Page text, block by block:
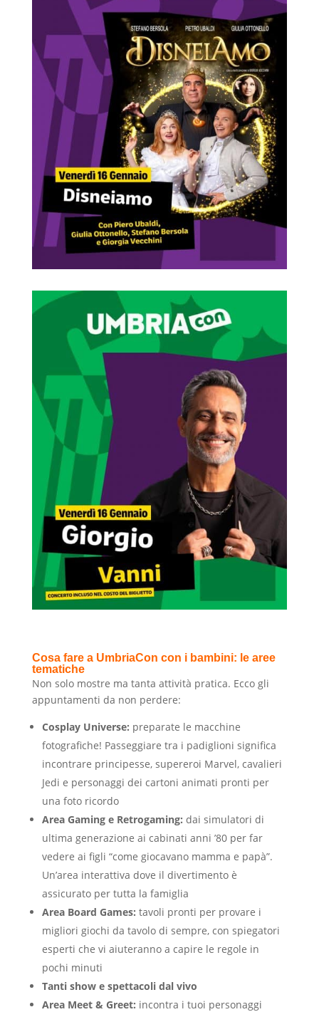
Cosa fare a UmbriaCon con i bambini: le aree
tematiche
Non solo mostre ma tanta attività pratica. Ecco gli
appuntamenti da non perdere:
Cosplay Universe: preparate le macchine
fotografiche! Passeggiare tra i padiglioni significa
incontrare principesse, supereroi Marvel, cavalieri
Jedi e personaggi dei cartoni animati pronti per
una foto ricordo
Area Gaming e Retrogaming: dai simulatori di
ultima generazione ai cabinati anni ’80 per far
vedere ai figli “come giocavano mamma e papà”.
Un’area interattiva dove il divertimento è
assicurato per tutta la famiglia
Area Board Games: tavoli pronti per provare i
migliori giochi da tavolo di sempre, con spiegatori
esperti che vi aiuteranno a capire le regole in
pochi minuti
Tanti show e spettacoli dal vivo
Area Meet & Greet: incontra i tuoi personaggi